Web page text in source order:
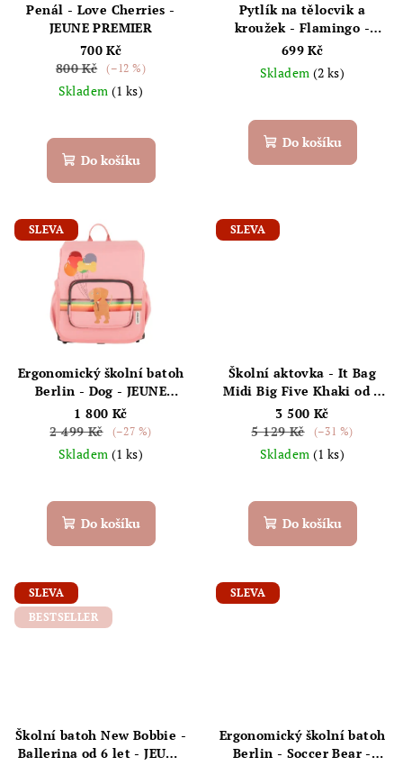
Penál - Love Cherries -
JEUNE PREMIER
700 Kč
800 Kč
(–12 %)
Skladem (1 ks)
Do košíku
Pytlík na tělocvik a
kroužek - Flamingo -
JEUNE PREMIER
699 Kč
Skladem (2 ks)
Do košíku
SLEVA
Ergonomický školní batoh
Berlin - Dog - JEUNE
PREMIER
1 800 Kč
2 499 Kč
(–27 %)
Skladem (1 ks)
Do košíku
SLEVA
Školní aktovka - It Bag
Midi Big Five Khaki od 6
let - JEUNE PREMIER
3 500 Kč
5 129 Kč
(–31 %)
Skladem (1 ks)
Do košíku
SLEVA
BESTSELLER
Školní batoh New Bobbie -
Ballerina od 6 let - JEUNE
SLEVA
Ergonomický školní batoh
Berlin - Soccer Bear -